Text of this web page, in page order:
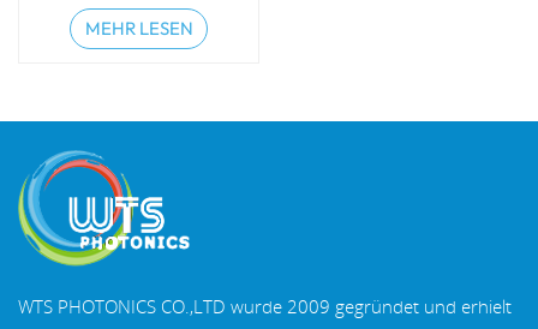
MEHR LESEN
WTS PHOTONICS CO.,LTD wurde 2009 gegründet und erhielt